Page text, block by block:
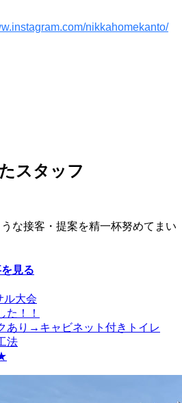
nikkahomekanto/
スタッフ
な接客・提案を精一杯努めてまい
見る
大会
た！！
あり→キャビネット付きトイレ
法